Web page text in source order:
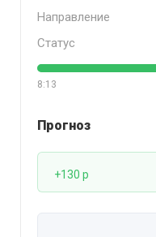
Направление
Статус
8:13
Прогноз
+130 p